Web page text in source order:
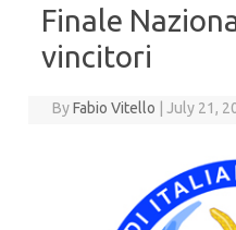
Finale
vincitori
ByFabio Vitello July 21,